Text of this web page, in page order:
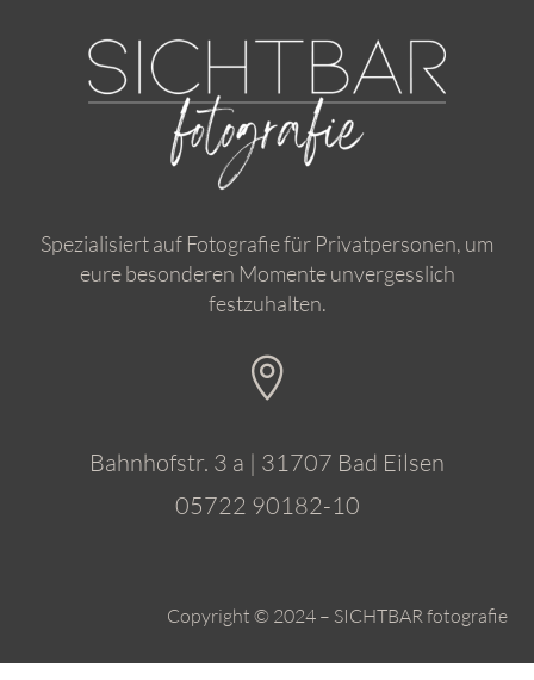
Spezialisiert auf Fotografie für Privatpersonen, um
eure besonderen Momente unvergesslich
festzuhalten.

Bahnhofstr. 3 a | 31707 Bad Eilsen
05722 90182-10
Copyright © 2024 – SICHTBAR fotografie